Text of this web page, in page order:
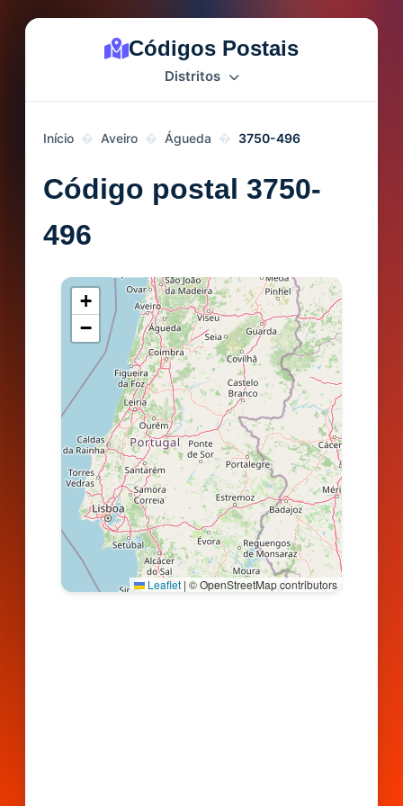
Códigos Postais
Distritos
Início Aveiro Águeda 3750-496
Código postal 3750-
496
+
−
Leaflet | © OpenStreetMap contributors